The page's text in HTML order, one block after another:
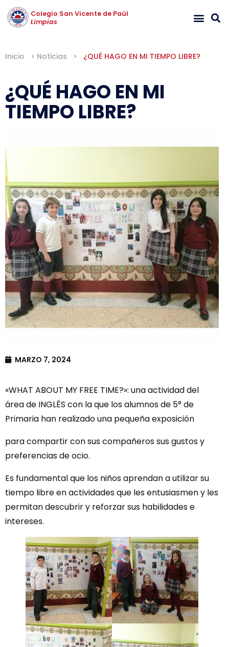
Colegio San Vicente de Paúl
Limpias
Inicio > Noticias > ¿QUÉ HAGO EN MI TIEMPO LIBRE?
¿QUÉ HAGO EN MI
TIEMPO LIBRE?
MARZO 7, 2024
«WHAT ABOUT MY FREE TIME?»: una actividad del
área de INGLÉS con la que los alumnos de 5° de
Primaria han realizado una pequeña exposición
para compartir con sus compañeros sus gustos y
preferencias de ocio.
Es fundamental que los niños aprendan a utilizar su
tiempo libre en actividades que les entusiasmen y les
permitan descubrir y reforzar sus habilidades e
intereses.